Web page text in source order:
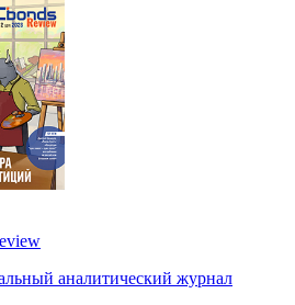
аналитический журнал